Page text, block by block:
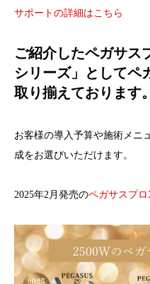
サポートの詳細はこちら
ご紹介したペガサス
シリーズ」としてペ
取り揃えております。
お客様の導入予算や施術メニ
成をお選びいただけます。
2025年2月発売のペガサスプロ